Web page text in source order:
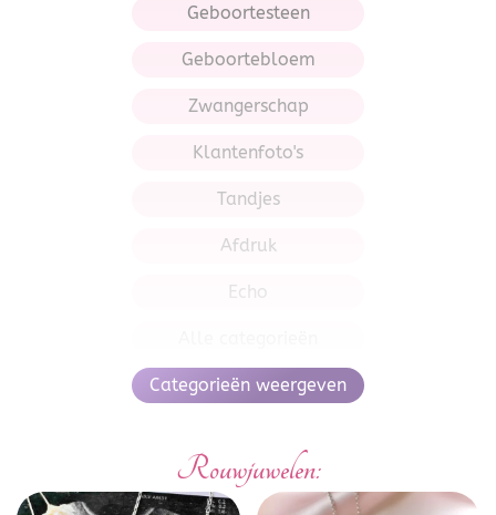
Geboortesteen
Geboortebloem
Zwangerschap
Klantenfoto's
Tandjes
Afdruk
Echo
Categorieën weergeven
Rouwjuwelen: